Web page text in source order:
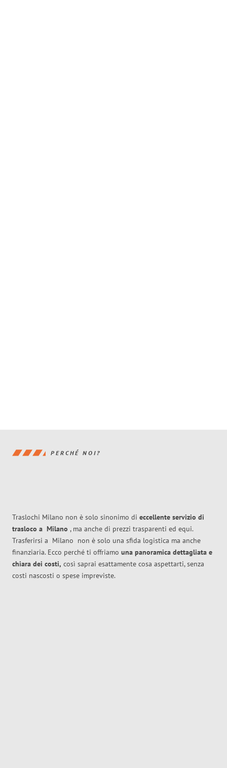
PERCHÉ NOI?
Traslochi Milano non è solo sinonimo di eccellente servizio di
trasloco a Milano , ma anche di prezzi trasparenti ed equi.
Trasferirsi a Milano non è solo una sfida logistica ma anche
finanziaria. Ecco perché ti offriamo una panoramica dettagliata e
chiara dei costi, così saprai esattamente cosa aspettarti, senza
costi nascosti o spese impreviste.